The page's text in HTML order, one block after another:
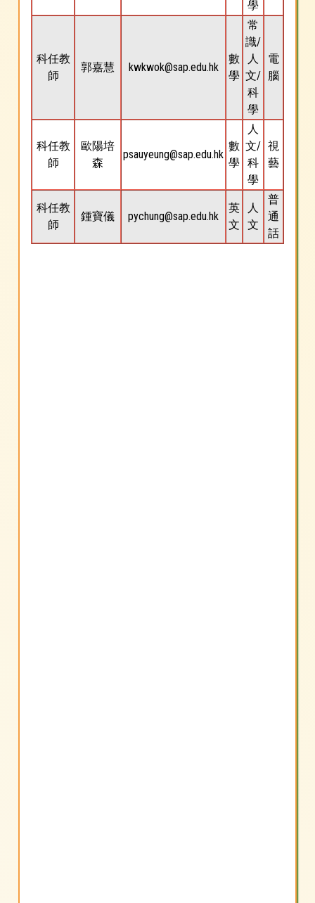
學
科任教
師
郭嘉慧 kwkwok@sap.edu.hk
數
學
常
識/
人
文/
科
學
電
腦
科任教
師
歐陽培
森
psauyeung@sap.edu.hk
數
學
人
文/
科
學
視
藝
科任教
師
鍾寶儀 pychung@sap.edu.hk
英
文
人
文
普
通
話